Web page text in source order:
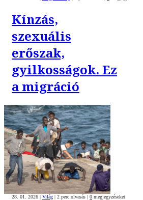
Kínzás,
szexuális
erőszak,
gyilkosságok. Ez
a migráció
28. 01. 2026 | Világ | 2 perc olvasás | 0 megjegyzéseket